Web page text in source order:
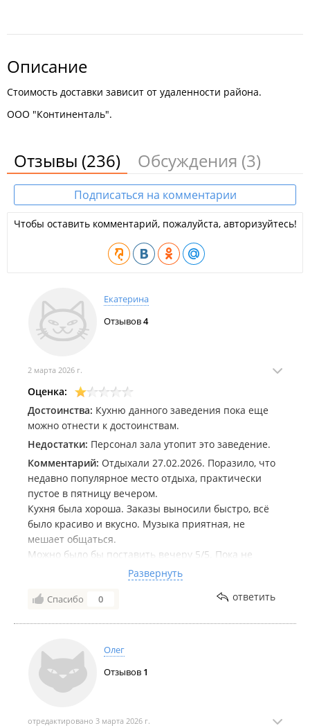
Описание
Стоимость доставки зависит от удаленности района.
ООО "Континенталь".
Отзывы (236) Обсуждения (3)
Подписаться на комментарии
Чтобы оставить комментарий, пожалуйста, авторизуйтесь!
Екатерина
Отзывов4
2 марта 2026 г.
Оценка:
Достоинства: Кухню данного заведения пока еще
можно отнести к достоинствам.
Недостатки: Персонал зала утопит это заведение.
Комментарий: Отдыхали 27.02.2026. Поразило, что
недавно популярное место отдыха, практически
пустое в пятницу вечером.
Кухня была хороша. Заказы выносили быстро, всё
было красиво и вкусно. Музыка приятная, не
мешает общаться.
Можно было бы поставить вечеру 5/5. Пока не
По какой-то причине официанты решили, что место,
в котором они работают - их личный маленький
На вопрос: "-Что такое в чеке "подача утки - 2000
р"? мы утку не заказывали." Ответили "- случайно
получилось".
На вопрос "- Почему в чеке на бутылку вина больше,
Ответили: "Обсчитались."
Развернуть
Спасибо 0 ответить
Олег
Отзывов 1
отредактировано 3 марта 2026 г.